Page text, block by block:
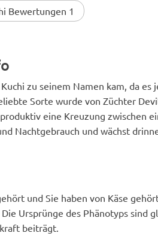
Bewertungen 1
zu seinem Namen kam, da
Sorte wurde von Züchter
eine Kreuzung zwischen
Nachtgebrauch und wächst
und Sie haben von Käse
Ursprünge des Phänotyps sind
beiträgt.